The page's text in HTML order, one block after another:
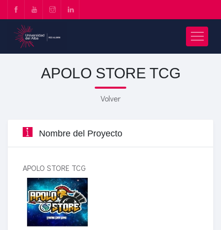
APOLO STORE TCG
Volver
Nombre del Proyecto
APOLO STORE TCG